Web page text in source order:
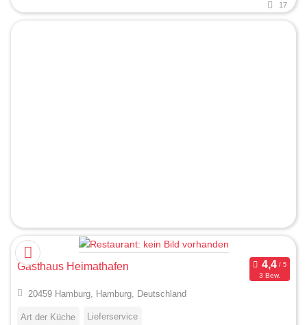
17
Gasthaus Heimathafen
3 Bew.
20459 Hamburg, Hamburg, Deutschland
Art der Küche Lieferservice